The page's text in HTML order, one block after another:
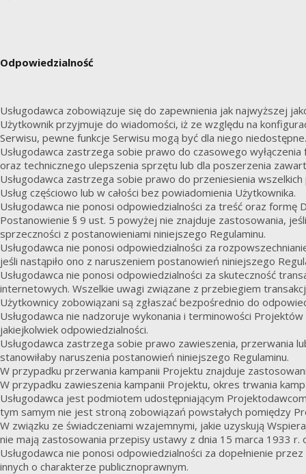
Odpowiedzialność
Usługodawca zobowiązuje się do zapewnienia jak najwyższej
Użytkownik przyjmuje do wiadomości, iż ze względu na
Serwisu, pewne funkcje Serwisu mogą być dla niego niedostępne.
Usługodawca zastrzega sobie prawo do czasowego
oraz technicznego ulepszenia sprzętu lub dla poszerzenia
Usługodawca zastrzega sobie prawo do przeniesienia
Usług częściowo lub w całości bez powiadomienia Użytkownika.
Usługodawca nie ponosi odpowiedzialności za treść oraz
Postanowienie § 9 ust. 5 powyżej nie znajduje zastosowania,
sprzeczności z postanowieniami niniejszego Regulaminu.
Usługodawca nie ponosi odpowiedzialności za
jeśli nastąpiło ono z naruszeniem postanowień niniejszego
Usługodawca nie ponosi odpowiedzialności za skuteczność
internetowych. Wszelkie uwagi związane z przebiegiem
Użytkownicy zobowiązani są zgłaszać bezpośrednio do
Usługodawca nie nadzoruje wykonania i terminowości
jakiejkolwiek odpowiedzialności.
Usługodawca zastrzega sobie prawo zawieszenia, przerwania
stanowiłaby naruszenia postanowień niniejszego Regulaminu.
W przypadku przerwania kampanii Projektu znajduje
W przypadku zawieszenia kampanii Projektu, okres trwania
Usługodawca jest podmiotem udostępniającym
tym samym nie jest stroną zobowiązań powstałych pomiędzy
W związku ze świadczeniami wzajemnymi, jakie uzyskują
nie mają zastosowania przepisy ustawy z dnia 15 marca 1933 r.
Usługodawca nie ponosi odpowiedzialności za dopełnienie
innych o charakterze publicznoprawnym.